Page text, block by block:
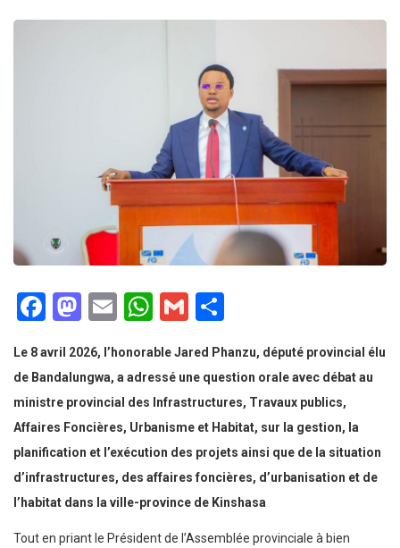
Facebook
Mastodon
EmailWhatsApp
Gmail
Le 8 avril 2026, l’honorable Jared Phanzu, député provincial élu
de Bandalungwa, a adressé une question orale avec débat au
ministre provincial des Infrastructures, Travaux publics,
Affaires Foncières, Urbanisme et Habitat, sur la gestion, la
planification et l’exécution des projets ainsi que de la situation
d’infrastructures, des affaires foncières, d’urbanisation et de
l’habitat dans la ville-province de Kinshasa
Tout en priant le Président de l’Assemblée provinciale à bien